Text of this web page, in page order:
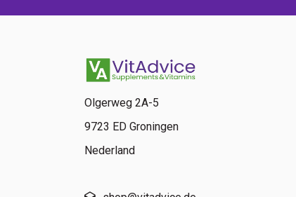
Olgerweg 2A-5
9723 ED Groningen
Nederland